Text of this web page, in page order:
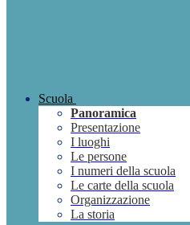
Scuola
Panoramica
Presentazione
I luoghi
Le persone
I numeri della scuola
Le carte della scuola
Organizzazione
La storia